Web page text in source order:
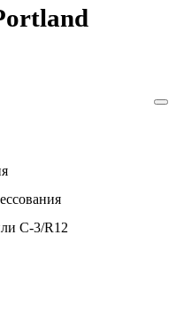
C-3/R12